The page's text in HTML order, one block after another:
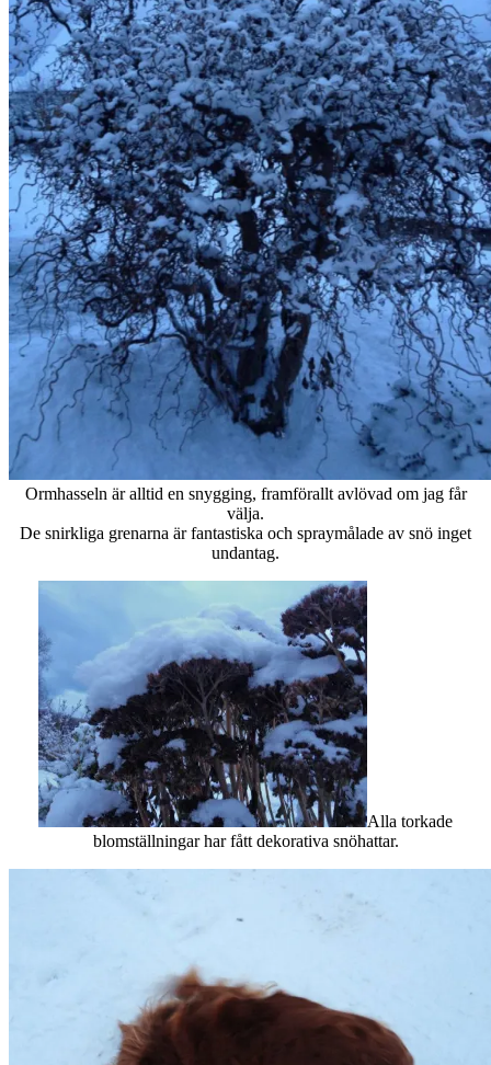
Ormhasseln är alltid en snygging, framförallt avlövad om jag får
välja.
De snirkliga grenarna är fantastiska och spraymålade av snö inget
undantag.
Alla torkade
blomställningar har fått dekorativa snöhattar.